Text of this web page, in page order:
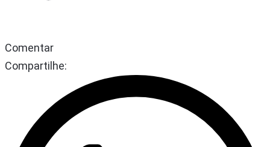
Comentar
Compartilhe: